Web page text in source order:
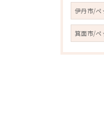
伊丹市/ペ
箕面市/ペ